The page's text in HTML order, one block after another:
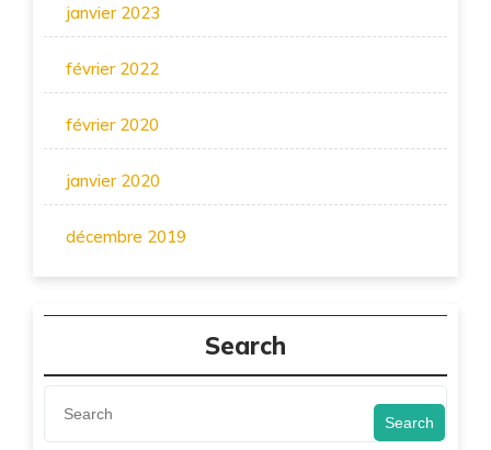
janvier 2023
février 2022
février 2020
janvier 2020
décembre 2019
Search
Search